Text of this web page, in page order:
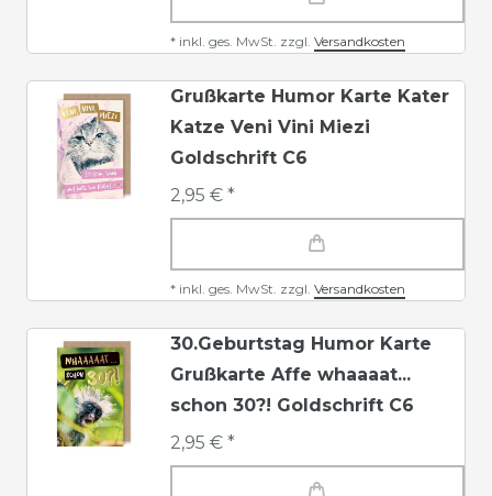
* inkl. ges. MwSt. zzgl. Versandkosten
Grußkarte Humor Karte Kater
Katze Veni Vini Miezi
Goldschrift C6
2,95 € *
* inkl. ges. MwSt. zzgl. Versandkosten
30.Geburtstag Humor Karte
Grußkarte Affe whaaaat...
schon 30?! Goldschrift C6
2,95 € *